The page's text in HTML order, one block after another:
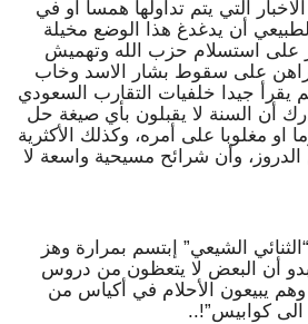
التي يتم تداولها همسا او في
أن يدغدغ هذا الوضع مخيلة
على استسلام حزب الله وتهميش
راهن على سقوط بشار الاسد وخاب
يقرأ جيدا خلفيات التقارب السعودي
أن السنة لا يقبلون بأي صيغة حل
او مغلوبا على أمره، وكذلك الأكثرية
وأن شرائح مسيحية واسعة لا
الشيعي” إبتسم بمرارة وهز
أن البعض لا يتعظون من دروس
يبيعون الأحلام في أكياس من
كوابيس”!..